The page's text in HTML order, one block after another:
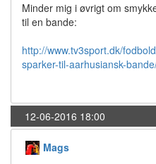
Minder mig i øvrigt om
til en bande:
http://www.tv3sport.dk/
sparker-til-aarhusiansk-
12-06-2016 18:00
Mags